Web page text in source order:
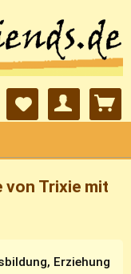
Trixie mit
Erziehung